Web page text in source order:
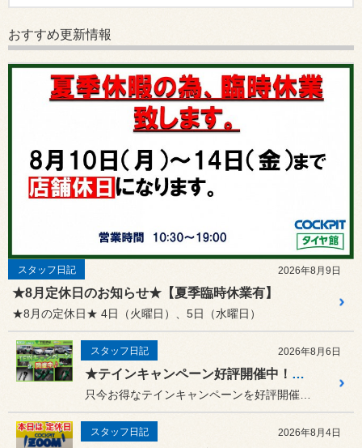
おすすめ更新情報
スタッフ日記 2026年8月9日
★8月定休日のお知らせ★【夏季臨時休業有】
★8月の定休日★ 4日（火曜日）、5日（水曜日）
スタッフ日記 2026年8月6日
★テインキャンペーン好評開催中！！★
スタッフ日記 2026年8月4日